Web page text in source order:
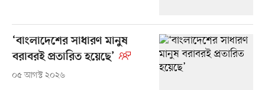
‘বাংলাদেশের সাধারণ মানুষ
বরাবরই প্রতারিত হয়েছে’
০৫ আগস্ট ২০২৬